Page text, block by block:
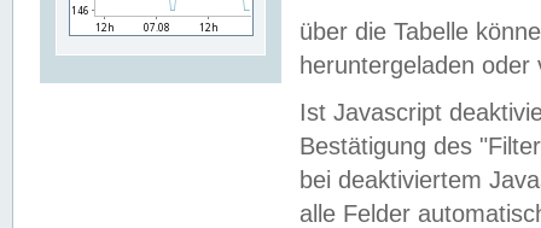
über die Tabelle
heruntergeladen oder
Ist Javascript
Bestätigung des
bei deaktiviertem
alle Felder